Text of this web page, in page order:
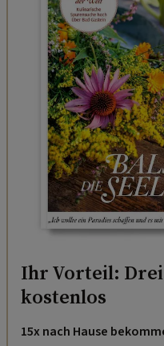
Ihr Vorteil:
kostenlos
15x nach Hause